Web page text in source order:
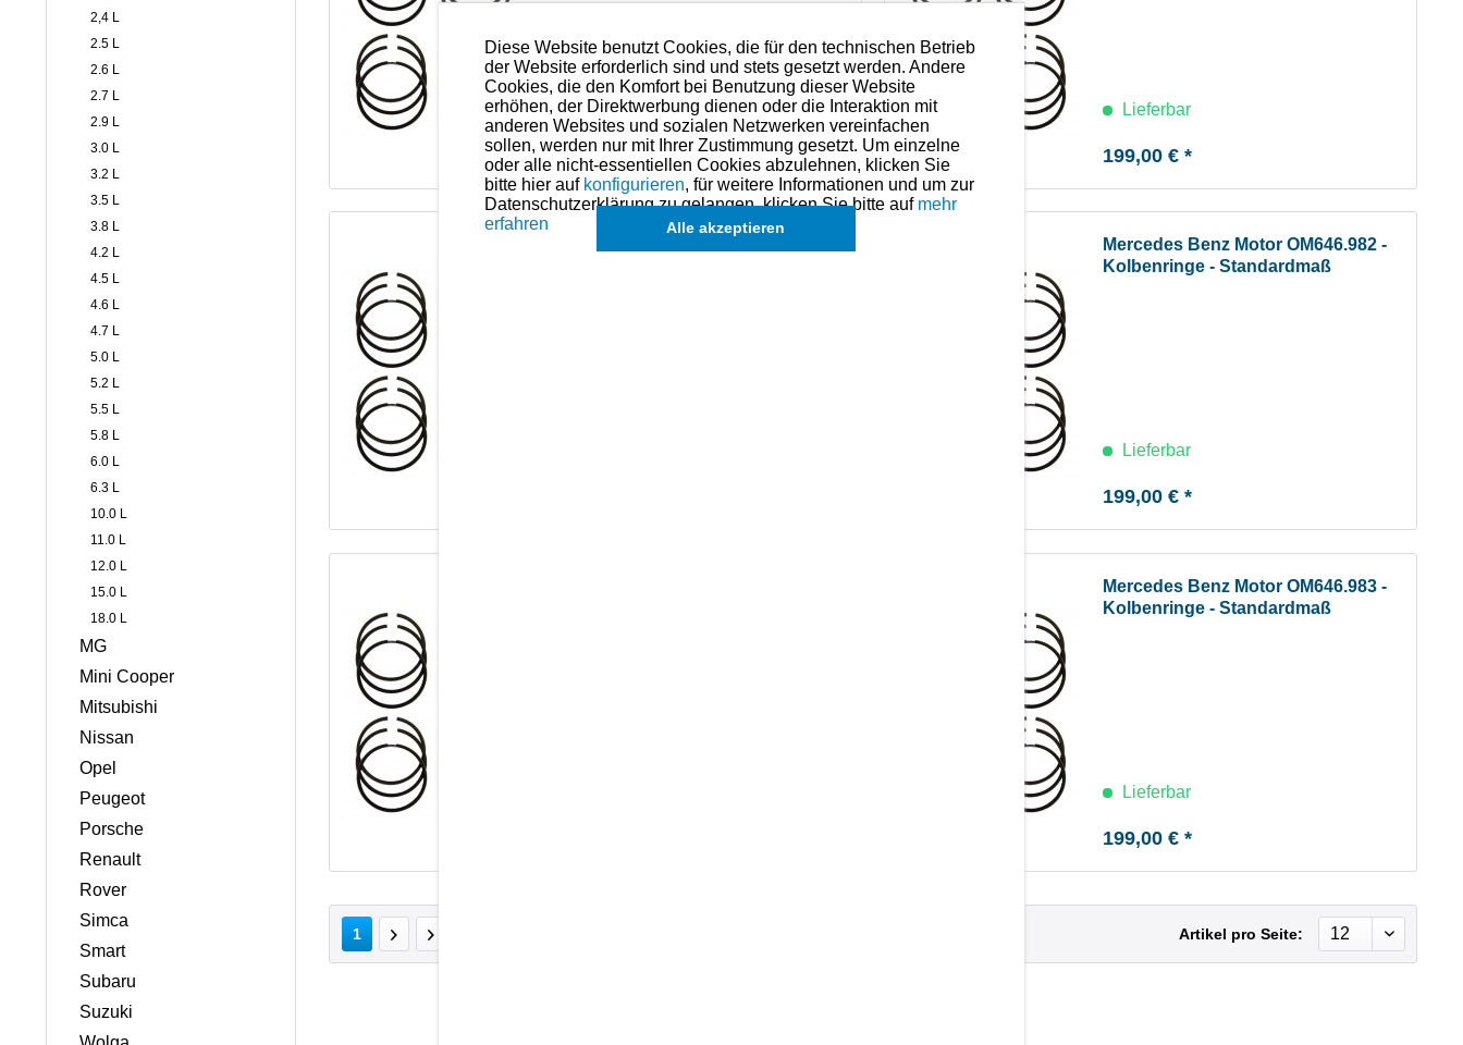
2,4 L
2.5 L
2.6 L
2.7 L
2.9 L
3.0 L
3.2 L
3.5 L
3.8 L
4.2 L
4.5 L
4.6 L
4.7 L
5.0 L
5.2 L
5.5 L
5.8 L
6.0 L
6.3 L
10.0 L
11.0 L
12.0 L
15.0 L
18.0 L
MG
Mini Cooper
Mitsubishi
Nissan
Opel
Peugeot
Porsche
Renault
Rover
Simca
Smart
Subaru
Suzuki
Lieferbar
199,00 € *
Lieferbar
199,00 € *
Mercedes Benz Motor OM646.982 -
Kolbenringe - Standardmaß
Lieferbar
199,00 € *
Mercedes Benz Motor OM646.983 -
Kolbenringe - Standardmaß
Lieferbar
199,00 € *
1 Artikel pro Seite:
Diese Website benutzt Cookies, die für den technischen Betrieb
der Website erforderlich sind und stets gesetzt werden. Andere
Cookies, die den Komfort bei Benutzung dieser Website
erhöhen, der Direktwerbung dienen oder die Interaktion mit
anderen Websites und sozialen Netzwerken vereinfachen
sollen, werden nur mit Ihrer Zustimmung gesetzt. Um einzelne
oder alle nicht-essentiellen Cookies abzulehnen, klicken Sie
bitte hier auf konfigurieren, für weitere Informationen und um zur
Datenschutzerklärung zu gelangen, klicken Sie bitte auf mehr
erfahren
Alle akzeptieren